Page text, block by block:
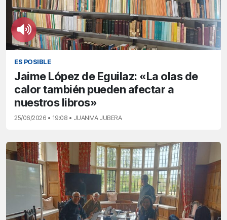
ES POSIBLE
Jaime López de Eguilaz: «La olas de
calor también pueden afectar a
nuestros libros»
25/06/2026 • 19:08 • JUANMA JUBERA